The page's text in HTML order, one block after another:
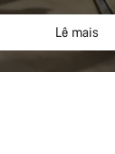
Lê mais